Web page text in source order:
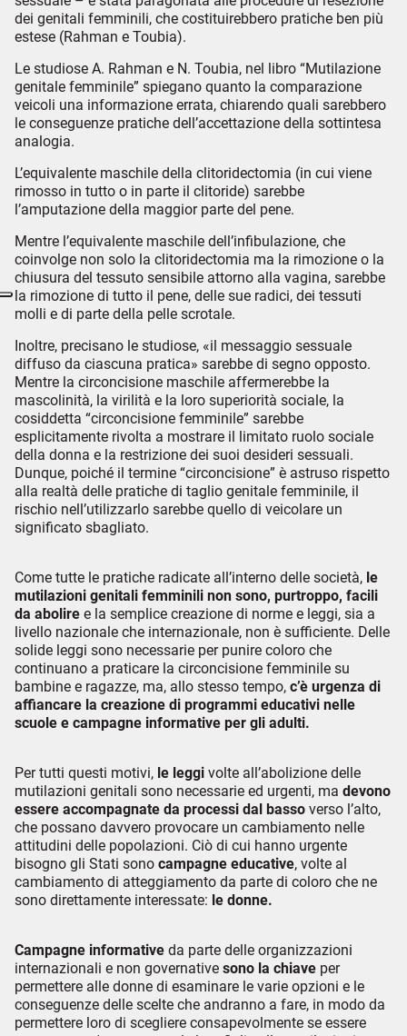
dei genitali femminili, che costituirebbero pratiche ben più
estese (Rahman e Toubia).
Le studiose A. Rahman e N. Toubia, nel libro “Mutilazione
genitale femminile” spiegano quanto la comparazione
veicoli una informazione errata, chiarendo quali sarebbero
le conseguenze pratiche dell’accettazione della sottintesa
analogia.
L’equivalente maschile della clitoridectomia (in cui viene
rimosso in tutto o in parte il clitoride) sarebbe
l’amputazione della maggior parte del pene.
Mentre l’equivalente maschile dell’infibulazione, che
coinvolge non solo la clitoridectomia ma la rimozione o la
chiusura del tessuto sensibile attorno alla vagina, sarebbe
la rimozione di tutto il pene, delle sue radici, dei tessuti
molli e di parte della pelle scrotale.
Inoltre, precisano le studiose, «il messaggio sessuale
diffuso da ciascuna pratica» sarebbe di segno opposto.
Mentre la circoncisione maschile affermerebbe la
mascolinità, la virilità e la loro superiorità sociale, la
cosiddetta “circoncisione femminile” sarebbe
esplicitamente rivolta a mostrare il limitato ruolo sociale
della donna e la restrizione dei suoi desideri sessuali.
Dunque, poiché il termine “circoncisione” è astruso rispetto
alla realtà delle pratiche di taglio genitale femminile, il
rischio nell’utilizzarlo sarebbe quello di veicolare un
significato sbagliato.
Come tutte le pratiche radicate all’interno delle società, le
mutilazioni genitali femminili non sono, purtroppo, facili
da abolire e la semplice creazione di norme e leggi, sia a
livello nazionale che internazionale, non è sufficiente. Delle
solide leggi sono necessarie per punire coloro che
continuano a praticare la circoncisione femminile su
bambine e ragazze, ma, allo stesso tempo, c’è urgenza di
affiancare la creazione di programmi educativi nelle
scuole e campagne informative per gli adulti.
Per tutti questi motivi, le leggi volte all’abolizione delle
mutilazioni genitali sono necessarie ed urgenti, ma devono
essere accompagnate da processi dal basso verso l’alto,
che possano davvero provocare un cambiamento nelle
attitudini delle popolazioni. Ciò di cui hanno urgente
bisogno gli Stati sono campagne educative, volte al
cambiamento di atteggiamento da parte di coloro che ne
sono direttamente interessate: le donne.
Campagne informative da parte delle organizzazioni
internazionali e non governative sono la chiave per
permettere alle donne di esaminare le varie opzioni e le
conseguenze delle scelte che andranno a fare, in modo da
permettere loro di scegliere consapevolmente se essere